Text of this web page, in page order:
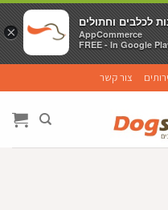
צור קשר
×
לכלבים וחתולים
AppCommerce
FREE - In Google
×
לכלבים וחתולים
AppCommerce
FREE - In Google